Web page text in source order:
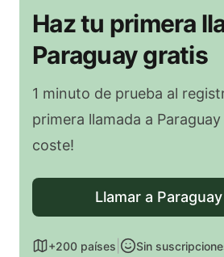
Haz tu primera
Paraguay gratis
1 minuto de prueba al
primera llamada a
coste!
Llamar a
+200 países Sin